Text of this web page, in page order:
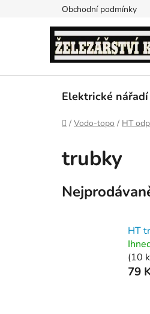
Obchodní podmínky
Elektrické nářadí
Domů
/ Vodo-topo / HT
trubky
HT
(10
79